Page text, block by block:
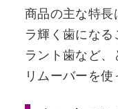
商品の主な特長
ラ輝く歯にな
ラント歯など
リムーバーを使